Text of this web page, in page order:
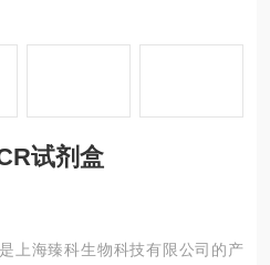
试剂盒
上海臻科生物科技有限公司的产